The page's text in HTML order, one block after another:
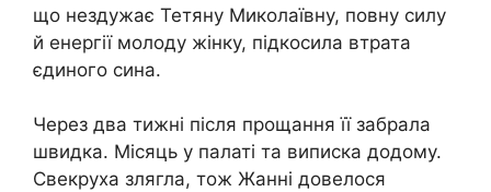
що нездужає Тетяну Миколаївну, повну силу
й енергії молоду жінку, підкосила втрата
єдиного сина.
Через два тижні після прощання її забрала
швидка. Місяць у палаті та виписка додому.
Свекруха злягла, тож Жанні довелося